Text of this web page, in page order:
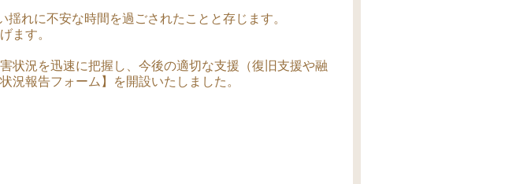
れに不安な時間を過ごされたことと存じます。
ます。
状況を迅速に把握し、今後の適切な支援（復旧支援や融
況報告フォーム】を開設いたしました。